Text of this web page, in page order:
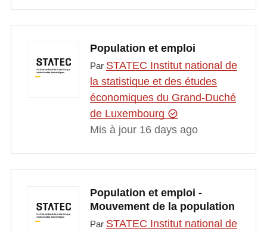
Population et emploi
Par STATEC Institut national de
la statistique et des études
économiques du Grand-Duché
de Luxembourg
Mis à jour 16 days ago
Population et emploi -
Mouvement de la population
Par STATEC Institut national de